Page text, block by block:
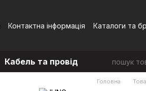
Контактна інформація Каталоги та
Кабель та провід
Головна